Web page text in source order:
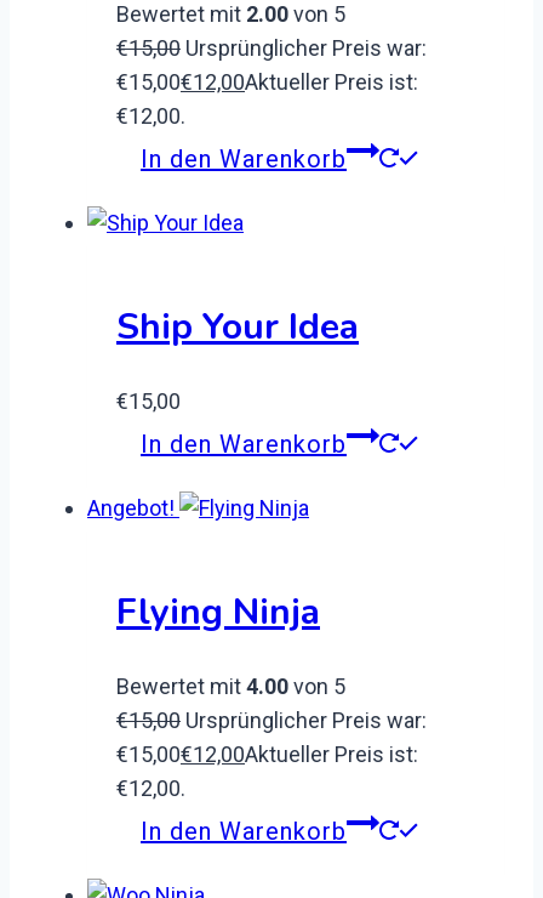
Bewertet mit 2.00von 5
€15,00 Ursprünglicher Preis war:
€15,00€12,00Aktueller Preis ist:
€12,00.
In den Warenkorb
Ship Your Idea
€15,00
In den Warenkorb
Angebot!
Flying Ninja
Bewertet mit4.00von 5
€15,00 Ursprünglicher Preis war:
€15,00€12,00Aktueller Preis ist:
€12,00.
In den Warenkorb